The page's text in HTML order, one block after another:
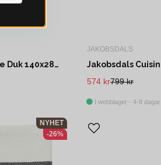
Jakobsdals Cuisine Duk 140x280 cm Offwhite/Beige
JAKOBSDALS
799 kr
574 kr
I webblager - 4-8 dagar
NYHET
-26%